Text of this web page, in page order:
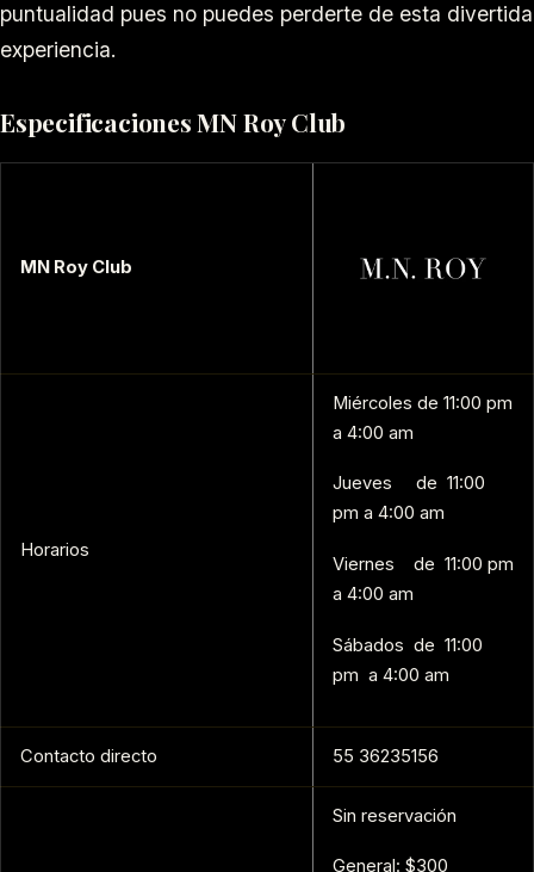
puntualidad pues no puedes perderte de esta divertida
experiencia.
Especificaciones MN Roy Club
MN Roy Club
Horarios
Miércoles de 11:00 pm
a 4:00 am
Jueves de 11:00
pm a 4:00 am
Viernes de 11:00 pm
a 4:00 am
Sábados de 11:00
pm a 4:00 am
Contacto directo 55 36235156
Sin reservación
General: $300